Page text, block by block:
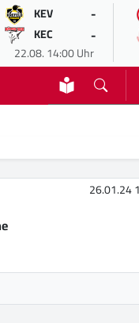
KEV -
KEC -
22.08. 14:00 Uhr
26.01.24